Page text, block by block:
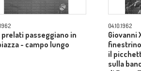
prelati passeggiano in
- campo lungo
04.10.1962
Giovanni
il
sulla